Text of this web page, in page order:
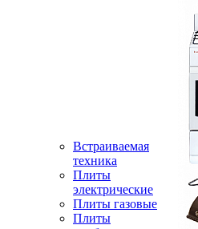
Встраиваемая
техника
Плиты
электрические
Плиты газовые
Плиты